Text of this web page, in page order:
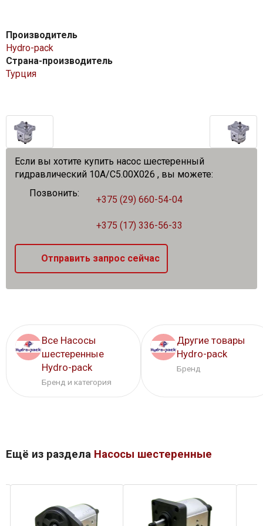
Производитель
Hydro-pack
Страна-производитель
Турция
Если вы хотите купить насос шестеренный
гидравлический 10A/C5.00X026 , вы можете:
Позвонить:
+375 (29) 660-54-04
+375 (17) 336-56-33
Отправить запрос сейчас
Все Насосы
шестеренные
Hydro-pack
Бренд и категория
Другие товары
Hydro-pack
Бренд
Ещё из раздела Насосы шестеренные